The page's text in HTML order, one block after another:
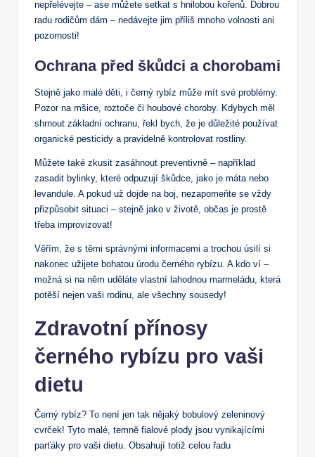
nepřelévejte – ase můžete setkat s hnilobou kořenů. Dobrou
radu rodičům dám – nedávejte jim příliš mnoho volnosti ani
pozornosti!
Ochrana před škůdci a chorobami
Stejně jako malé děti, i černý rybíz může mít své problémy.
Pozor na mšice, roztoče či houbové choroby. Kdybych měl
shrnout základní ochranu, řekl bych, že je důležité používat
organické pesticidy a pravidelně kontrolovat rostliny.
Můžete také zkusit zasáhnout preventivně – například
zasadit bylinky, které odpuzují škůdce, jako je máta nebo
levandule. A pokud už dojde na boj, nezapomeňte se vždy
přizpůsobit situaci – stejně jako v životě, občas je prostě
třeba improvizovat!
Věřím, že s těmi správnými informacemi a trochou úsilí si
nakonec užijete bohatou úrodu černého rybízu. A kdo ví –
možná si na něm uděláte vlastní lahodnou marmeládu, která
potěší nejen vaši rodinu, ale všechny sousedy!
Zdravotní přínosy
černého rybízu pro vaši
dietu
Černý rybíz? To není jen tak nějaký bobulový zeleninový
cvrček! Tyto malé, temně fialové plody jsou vynikajícími
parťáky pro vaši dietu. Obsahují totiž celou řadu